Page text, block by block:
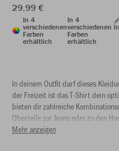
29,99 €
In 4
verschiedenen
Farben
erhältlich
In 4
verschiedenen
Farben
erhältlich
In deinem Outfit darf dieses
der Freizeit ist das T-Shirt dein
bieten dir zahlreiche
Oberteile zur Jeans oder zu den
Sportlich und gleichzeitig bequem
Mehr anzeigen